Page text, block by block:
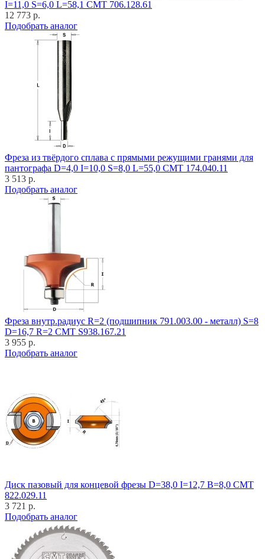
I=11,0 S=6,0 L=58,1 CMT 706.128.61
12 773 р.
Подобрать аналог
Фреза из твёрдого сплава с прямыми режущими гранями для
пантографа D=4,0 I=10,0 S=8,0 L=55,0 CMT 174.040.11
3 513 р.
Подобрать аналог
Фреза внутр.радиус R=2 (подшипник 791.003.00 - металл) S=8
D=16,7 R=2 CMT S938.167.21
3 955 р.
Подобрать аналог
Диск пазовый для концевой фрезы D=38,0 I=12,7 B=8,0 CMT
822.029.11
3 721 р.
Подобрать аналог